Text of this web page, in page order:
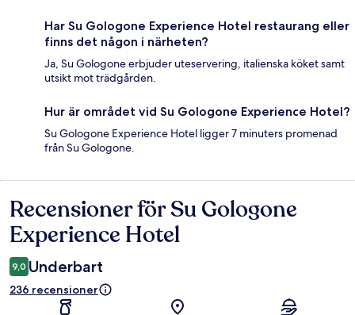
Har Su Gologone Experience Hotel restaurang eller
finns det någon i närheten?
Ja, Su Gologone erbjuder uteservering, italienska köket samt
utsikt mot trädgården.
Hur är området vid Su Gologone Experience Hotel?
Su Gologone Experience Hotel ligger 7 minuters promenad
från Su Gologone.
Recensioner
Recensioner för Su Gologone
Experience Hotel
9,0 Underbart
236 recensioner